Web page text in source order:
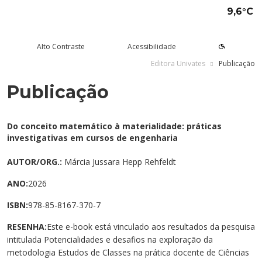
9,6°C
aqui
de ingresso
Univates
Presencial
Crie
e Inovação
- Inovates
e Projetos de
Abertos à Comunidade
Pedagógica Externa
e Lazer
Univates
Culturais
Alto Contraste
Acessibilidade
Editora Univates
Publicação
Publicação
Do conceito matemático à materialidade: práticas
investigativas em cursos de engenharia
AUTOR/ORG.: Márcia Jussara Hepp Rehfeldt
ANO:2026
ISBN:978-85-8167-370-7
RESENHA:Este e-book está vinculado aos resultados da pesquisa
intitulada Potencialidades e desafios na exploração da
metodologia Estudos de Classes na prática docente de Ciências